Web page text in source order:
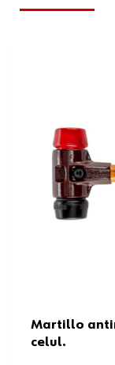
Martillo
celul.